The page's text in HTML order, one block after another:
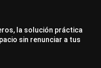
la solución práctica
sin renunciar a tus